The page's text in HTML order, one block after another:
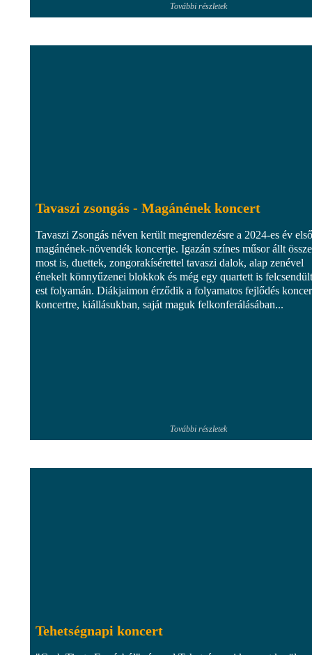
További részletek
Tavaszi zsongás - Magánének koncert
Tavaszi Zsongás néven került megrendezésre a 2024-es év első
magánének-növendék koncertje. Igazán színes műsor állt össze
most is, duettek, zongorakísérettel tavaszi dalok, alap zenével
énekelt könnyűzenei blokkok és még egy quartett is
est folyamán. Diákjaimon érződik a folyamatos fejlődés
koncertre, kiállásukban, saját maguk felkonferálásában...
További részletek
Tehetségnapi koncert